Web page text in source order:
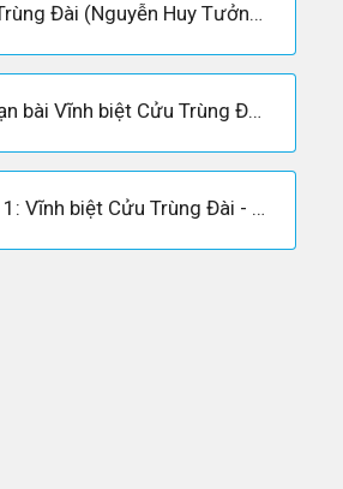
Vĩnh biệt Cửu Trùng Đài (Nguyễn Huy Tưởng) - Hoàn cảnh sáng tác, Dàn ý phân tích tác phẩm
Hướng dẫn soạn bài Vĩnh biệt Cửu Trùng Đài - trích - Nguyễn Huy Tưởng
Soạn văn hay 11: Vĩnh biệt Cửu Trùng Đài - Nguyễn Huy Tưởng